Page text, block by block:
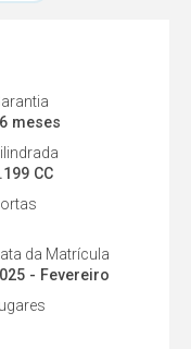
meses
CC
da Matrícula
- Fevereiro